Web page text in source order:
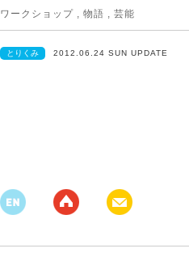
ワークショップ , 物語 , 芸能
とりくみ 2012.06.24 SUN UPDATE